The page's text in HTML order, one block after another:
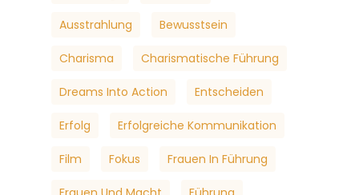
Ausstrahlung Bewusstsein
Charisma Charismatische Führung
Dreams Into Action Entscheiden
Erfolg Erfolgreiche Kommunikation
Film Fokus Frauen In Führung